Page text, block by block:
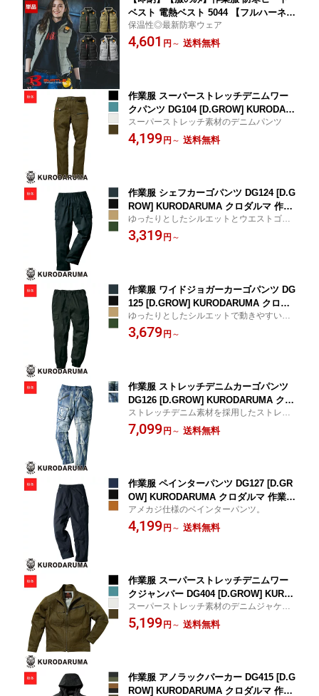
ベスト 電熱ベスト 5044 【フルハーネス
対応】 BURTLE バートル 作業着 ワー
クウェア 防寒服 防寒着 [サーモクラフ
保温性◎最新防寒ウェア
4,601 円 ～ 送料無料
作業服 スーパーストレッチデニムワー
クパンツ DG104 [D.GROW] KURODAR
UMA クロダルマ 作業着 ワークウェア
ワークユニフォーム 防寒服 防寒着
スーパーストレッチ素材のデニムパンツ
4,199 円 ～ 送料無料
作業服 シェフカーゴパンツ DG124 [D.G
ROW] KURODARUMA クロダルマ 作業
着 ワークウェア ワークユニフォーム 防
寒服 防寒着
ゆったりとしたシルエットとウエストゴム
で楽に軽い感覚で穿きこなせるシェフカー
ゴパンツ。
3,319 円 ～
作業服 ワイドジョガーカーゴパンツ DG
125 [D.GROW] KURODARUMA クロダ
ルマ 作業着 ワークウェア ワークユニフ
ォーム 防寒服 防寒着
ゆったりとしたシルエットで動きやすいワ
イドジョガーパンツ。
3,679 円 ～
作業服 ストレッチデニムカーゴパンツ
DG126 [D.GROW] KURODARUMA クロ
ダルマ 作業着 ワークウェア ワークユニ
フォーム 防寒服 防寒着
ストレッチデニム素材を採用したストレス
フリーのカーゴバンツ。
7,099 円 ～ 送料無料
作業服 ペインターパンツ DG127 [D.GR
OW] KURODARUMA クロダルマ 作業着
ワークウェア ワークユニフォーム 防寒
服 防寒着
アメカジ仕様のベインターパンツ。
4,199 円 ～ 送料無料
作業服 スーパーストレッチデニムワー
クジャンパー DG404 [D.GROW] KURO
DARUMA クロダルマ 作業着 ワークウ
ェア ワークユニフォーム 防寒服 防寒着
スーパーストレッチ素材のデニムジャケッ
ト
5,199 円 ～ 送料無料
作業服 アノラックパーカー DG415 [D.G
ROW] KURODARUMA クロダルマ 作業